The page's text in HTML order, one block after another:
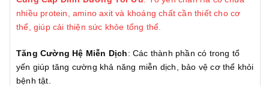
nhiều protein, amino axit và khoáng chất cần thiết cho cơ
thể, giúp cải thiện sức khỏe tổng thể.
Tăng Cường Hệ Miễn Dịch: Các thành phần có trong tổ
yến giúp tăng cường khả năng miễn dịch, bảo vệ cơ thể khỏi
bệnh tật.